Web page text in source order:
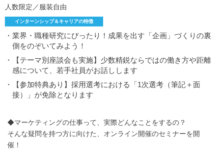
人数限定／服装自由
インターンシップ＆キャリアの特徴
・業界・職種研究にぴったり！成果を出す「企画」づくりの裏
側をのぞいてみよう！
・【テーマ別座談会も実施】少数精鋭ならではの働き方や距離
感について、若手社員がお話しします
・【参加特典あり】採用選考における「1次選考（筆記＋面
接）」が免除となります
◆マーケティングの仕事って、実際どんなことをするの？
そんな疑問を持つ方に向けた、オンライン開催のセミナーを開
催！